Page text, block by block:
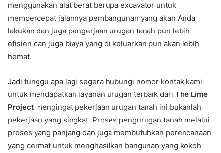
menggunakan alat berat berupa excavator untuk
mempercepat jalannya pembangunan yang akan Anda
lakukan dan juga pengerjaan urugan tanah pun lebih
efisien dan juga biaya yang di keluarkan pun akan lebih
hemat.
Jadi tunggu apa lagi segera hubungi nomor kontak kami
untuk mendapatkan layanan urugan terbaik dari The Lime
Project mengingat pekerjaan urugan tanah ini bukanlah
pekerjaan yang singkat. Proses pengurugan tanah melalui
proses yang panjang dan juga membutuhkan perencanaan
yang cermat untuk menghasilkan bangunan yang kokoh